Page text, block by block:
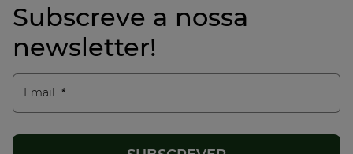
Subscreve a nossa
newsletter!
Email